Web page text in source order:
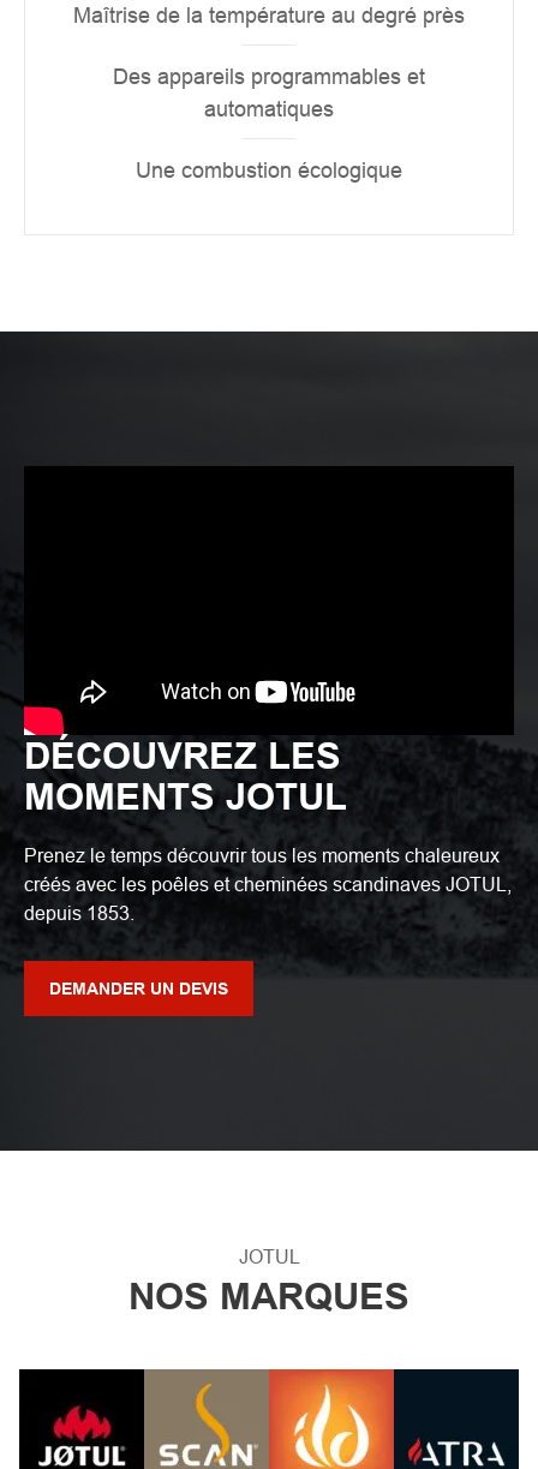
Maîtrise de la température au degré près
Des appareils programmables et
automatiques
Une combustion écologique
DÉCOUVREZ LES
MOMENTS JOTUL
Prenez le temps découvrir tous les moments chaleureux
créés avec les poêles et cheminées scandinaves JOTUL,
depuis 1853.
DEMANDER UN DEVIS
JOTUL
NOS MARQUES